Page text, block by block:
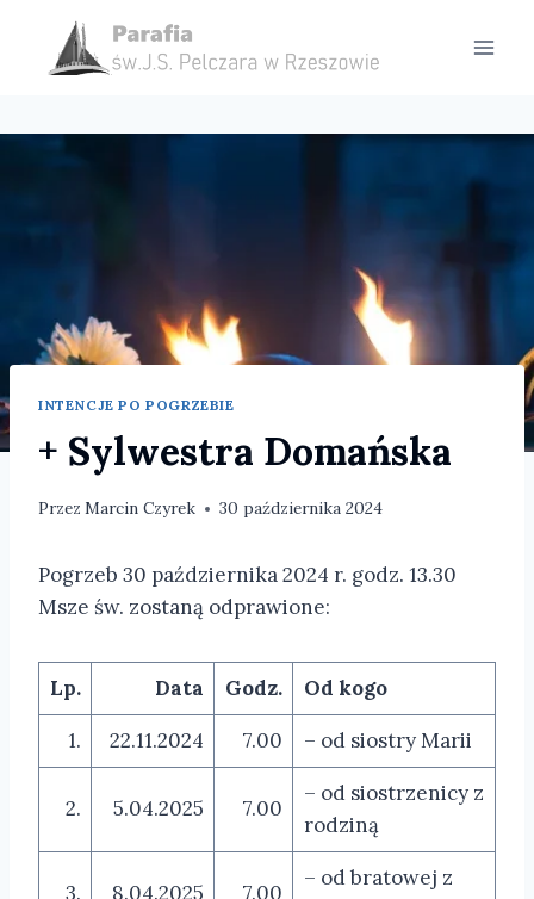
treści
INTENCJE PO POGRZEBIE
+ Sylwestra Domańska
Przez Marcin Czyrek 30 października 2024
Pogrzeb 30 października 2024 r. godz. 13.30
Msze św. zostaną odprawione:
Lp. Data Godz.
Od kogo
1.
22.11.2024 7.00 – od siostry Marii
2. 5.04.2025 7.00
– od siostrzenicy z
rodziną
3. 8.04.2025 7.00
– od bratowej z